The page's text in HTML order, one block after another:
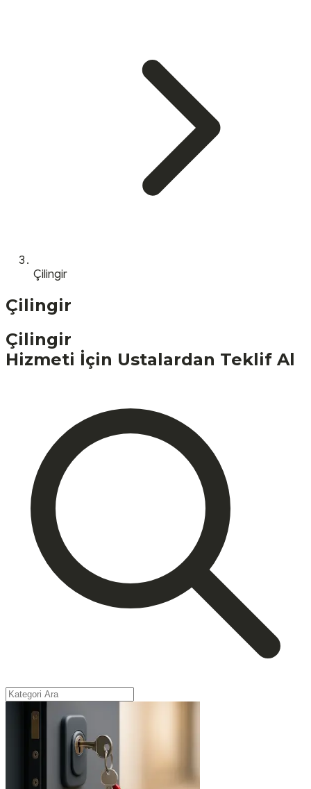
Çilingir
Çilingir
Çilingir
Hizmeti İçin Ustalardan Teklif Al